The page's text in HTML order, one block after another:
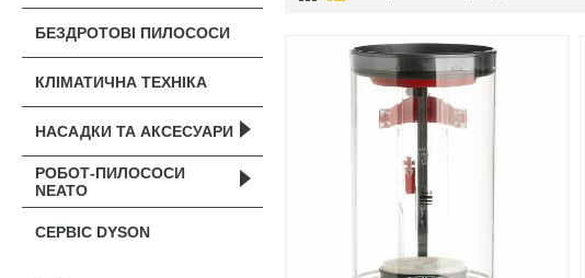
БЕЗДРОТОВІ ПИЛОСОСИ
КЛІМАТИЧНА ТЕХНІКА
НАСАДКИ ТА АКСЕСУАРИ
РОБОТ-ПИЛОСОСИ
NEATO
СЕРВІС DYSON